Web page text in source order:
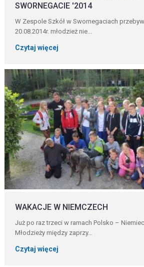
SWORNEGACIE '2014
W Zespole Szkół w Swornegaciach
20.08.2014r. młodzież nie...
Czytaj więcej
WAKACJE W NIEMCZECH
Już po raz trzeci w ramach Polsko –
Młodzieży między zaprzy...
Czytaj więcej